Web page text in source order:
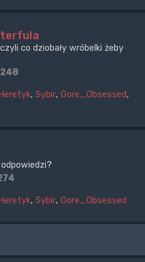
co dziobały wróbelki żeby
, Sybir, Gore_Obsessed,
, Sybir, Gore_Obsessed